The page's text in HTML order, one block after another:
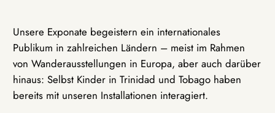
Unsere Exponate begeistern ein internationales
Publikum in zahlreichen Ländern – meist im Rahmen
von Wanderausstellungen in Europa, aber auch darüber
hinaus: Selbst Kinder in Trinidad und Tobago haben
bereits mit unseren Installationen interagiert.